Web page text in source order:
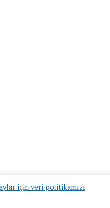
için veri politikamızı